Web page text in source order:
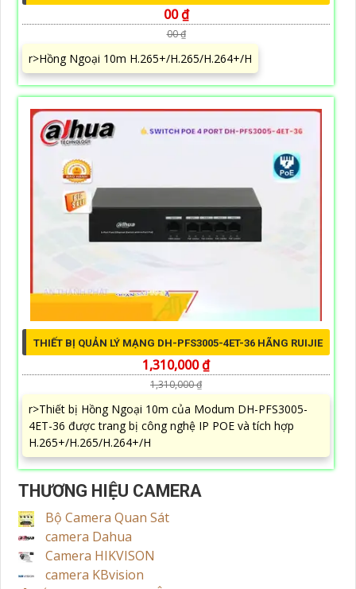
00 ₫
00 ₫
r>Hồng Ngoại 10m H.265+/H.265/H.264+/H
THIẾT BỊ QUẢN LÝ MẠNG DH-PFS3005-4ET-36 HÃNG RUIJIE
1,310,000 ₫
1,310,000 ₫
r>Thiết bị Hồng Ngoại 10m của Modum DH-PFS3005-
4ET-36 được trang bị công nghệ IP POE và tích hợp
H.265+/H.265/H.264+/H
THƯƠNG HIỆU CAMERA
Bộ Camera Quan Sát
camera Dahua
Camera HIKVISON
camera KBvision